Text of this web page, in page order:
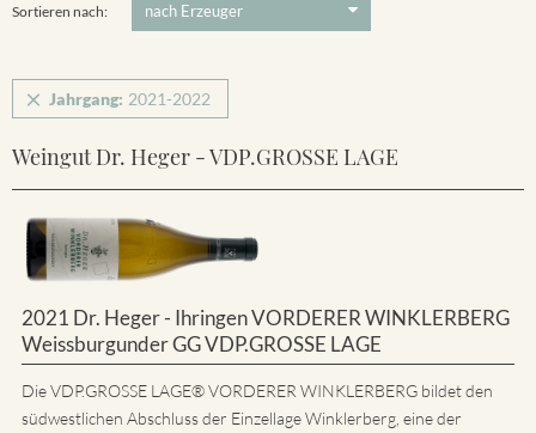
Sortieren nach:
Jahrgang: 2021-2022
Weingut Dr. Heger - VDP.GROSSE LAGE
2021 Dr. Heger - Ihringen VORDERER WINKLERBERG
Weissburgunder GG VDP.GROSSE LAGE
Die VDP.GROSSE LAGE® VORDERER WINKLERBERG bildet den
südwestlichen Abschluss der Einzellage Winklerberg, eine der